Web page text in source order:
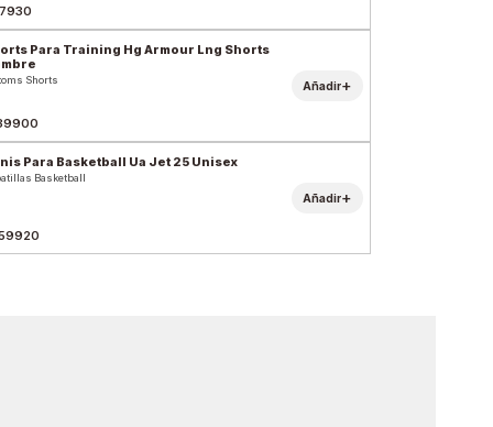
Para Training Hg Armour Lng Shorts
Shorts Añadir+
Para Basketball Ua Jet 25 Unisex
Basketball
Añadir+